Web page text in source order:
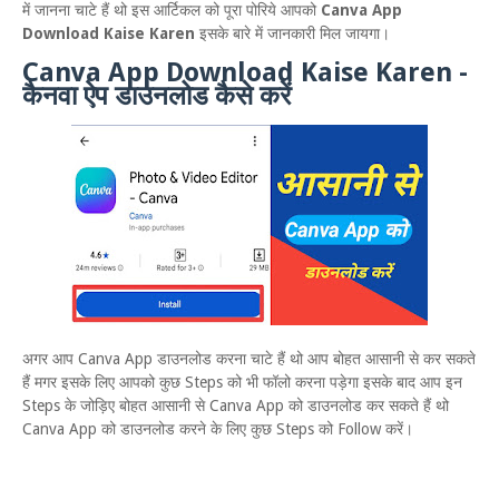
में जानना चाटे हैं थो इस आर्टिकल को पूरा पोरिये आपको Canva App
Download Kaise Karen इसके बारे में जानकारी मिल जायगा।
Canva App Download Kaise Karen -
कैनवा ऐप डाउनलोड कैसे करें
अगर आप Canva App डाउनलोड करना चाटे हैं थो आप बोहत आसानी से कर सकते
हैं मगर इसके लिए आपको कुछ Steps को भी फॉलो करना पड़ेगा इसके बाद आप इन
Steps के जोड़िए बोहत आसानी से Canva App को डाउनलोड कर सकते हैं थो
Canva App को डाउनलोड करने के लिए कुछ Steps को Follow करें।